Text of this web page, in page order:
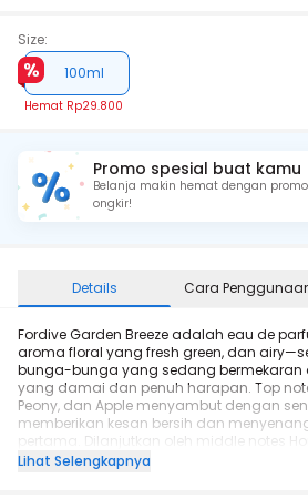
Size:
100ml
Hemat Rp29.800
Promo spesial buat kamu
Belanja makin hemat dengan
ongkir!
Details Cara
Fordive Garden Breeze adalah eau de
aroma floral yang fresh green, dan
bunga-bunga yang sedang
yang damai dan penuh harapan. Top
Peony, dan Apple menyambut dengan
memberikan kesan bersih dan
pertama. Dilanjutkan oleh middle notes
dan Garden Rose di middle notes yang
Lihat Selengkapnya